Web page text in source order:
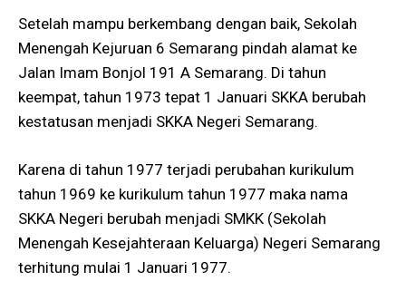
Setelah mampu berkembang dengan baik, Sekolah
Menengah Kejuruan 6 Semarang pindah alamat ke
Jalan Imam Bonjol 191 A Semarang. Di tahun
keempat, tahun 1973 tepat 1 Januari SKKA berubah
kestatusan menjadi SKKA Negeri Semarang.
Karena di tahun 1977 terjadi perubahan kurikulum
tahun 1969 ke kurikulum tahun 1977 maka nama
SKKA Negeri berubah menjadi SMKK (Sekolah
Menengah Kesejahteraan Keluarga) Negeri Semarang
terhitung mulai 1 Januari 1977.